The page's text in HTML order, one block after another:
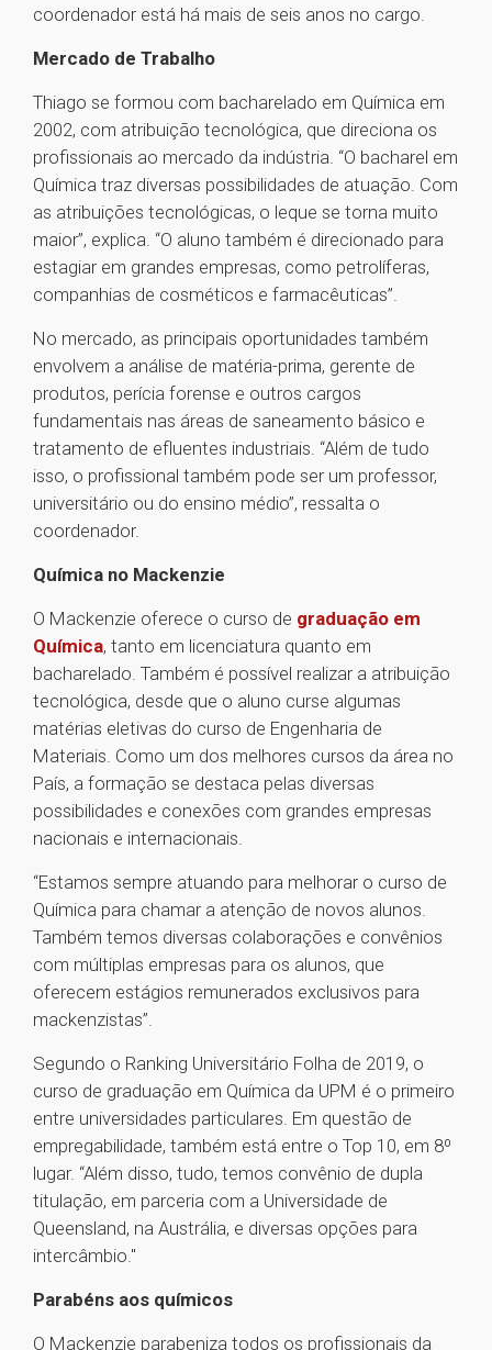
coordenador está há mais de seis anos no cargo.
Mercado de Trabalho
Thiago se formou com bacharelado em Química em
2002, com atribuição tecnológica, que direciona os
profissionais ao mercado da indústria. “O bacharel em
Química traz diversas possibilidades de atuação. Com
as atribuições tecnológicas, o leque se torna muito
maior”, explica. “O aluno também é direcionado para
estagiar em grandes empresas, como petrolíferas,
companhias de cosméticos e farmacêuticas”.
No mercado, as principais oportunidades também
envolvem a análise de matéria-prima, gerente de
produtos, perícia forense e outros cargos
fundamentais nas áreas de saneamento básico e
tratamento de efluentes industriais. “Além de tudo
isso, o profissional também pode ser um professor,
universitário ou do ensino médio”, ressalta o
coordenador.
Química no Mackenzie
O Mackenzie oferece o curso de graduação em
Química, tanto em licenciatura quanto em
bacharelado. Também é possível realizar a atribuição
tecnológica, desde que o aluno curse algumas
matérias eletivas do curso de Engenharia de
Materiais. Como um dos melhores cursos da área no
País, a formação se destaca pelas diversas
possibilidades e conexões com grandes empresas
nacionais e internacionais.
“Estamos sempre atuando para melhorar o curso de
Química para chamar a atenção de novos alunos.
Também temos diversas colaborações e convênios
com múltiplas empresas para os alunos, que
oferecem estágios remunerados exclusivos para
mackenzistas”.
Segundo o Ranking Universitário Folha de 2019, o
curso de graduação em Química da UPM é o primeiro
entre universidades particulares. Em questão de
empregabilidade, também está entre o Top 10, em 8º
lugar. “Além disso, tudo, temos convênio de dupla
titulação, em parceria com a Universidade de
Queensland, na Austrália, e diversas opções para
intercâmbio."
Parabéns aos químicos
O Mackenzie parabeniza todos os profissionais da